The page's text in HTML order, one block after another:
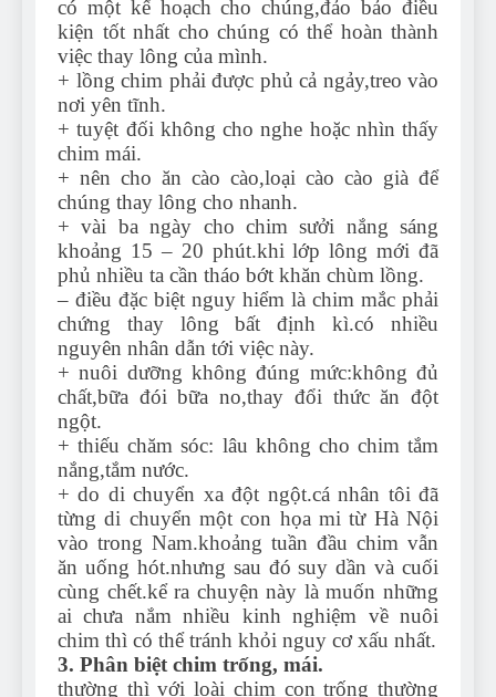
có một kế hoạch cho chúng,đảo bảo điều
kiện tốt nhất cho chúng có thể hoàn thành
việc thay lông của mình.
+ lồng chim phải được phủ cả ngảy,treo vào
nơi yên tĩnh.
+ tuyệt đối không cho nghe hoặc nhìn thấy
chim mái.
+ nên cho ăn cào cào,loại cào cào già để
chúng thay lông cho nhanh.
+ vài ba ngày cho chim sưởi nắng sáng
khoảng 15 – 20 phút.khi lớp lông mới đã
phủ nhiều ta cần tháo bớt khăn chùm lồng.
– điều đặc biệt nguy hiểm là chim mắc phải
chứng thay lông bất định kì.có nhiều
nguyên nhân dẫn tới việc này.
+ nuôi dưỡng không đúng mức:không đủ
chất,bữa đói bữa no,thay đổi thức ăn đột
ngột.
+ thiếu chăm sóc: lâu không cho chim tắm
nắng,tắm nước.
+ do di chuyển xa đột ngột.cá nhân tôi đã
từng di chuyển một con họa mi từ Hà Nội
vào trong Nam.khoảng tuần đầu chim vẫn
ăn uống hót.nhưng sau đó suy dần và cuối
cùng chết.kể ra chuyện này là muốn những
ai chưa nắm nhiều kinh nghiệm về nuôi
chim thì có thể tránh khỏi nguy cơ xấu nhất.
3. Phân biệt chim trống, mái.
thường thì với loài chim con trống thường